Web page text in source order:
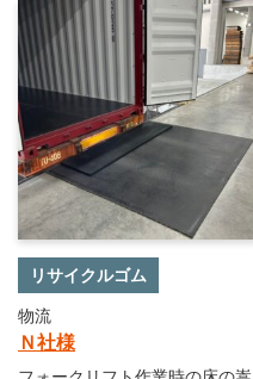
リサイクルゴム
物流
Ｎ社様